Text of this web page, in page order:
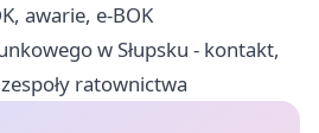
awarie, e-BOK
w Słupsku - kontakt,
ratownictwa